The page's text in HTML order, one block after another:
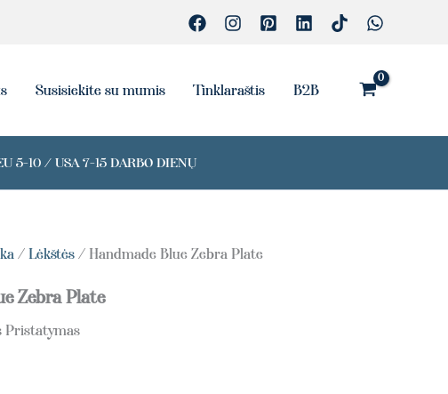
Susisiekite su mumis Tinklaraštis B2B
5-10 / USA 7-15 DARBO DIENŲ
/ Lėkštės / Handmade Blue Zebra Plate
Zebra Plate
Pristatymas